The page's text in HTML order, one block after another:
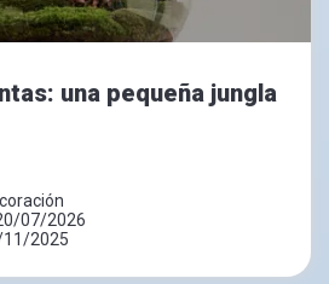
una pequeña jungla
07/2026
11/2025